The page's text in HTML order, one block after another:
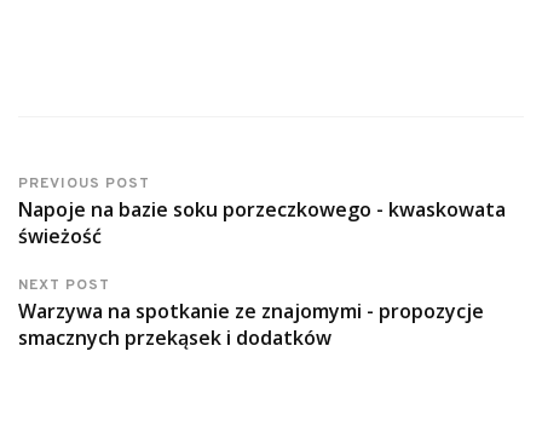
PREVIOUS POST
Napoje na bazie soku porzeczkowego - kwaskowata
świeżość
NEXT POST
Warzywa na spotkanie ze znajomymi - propozycje
smacznych przekąsek i dodatków